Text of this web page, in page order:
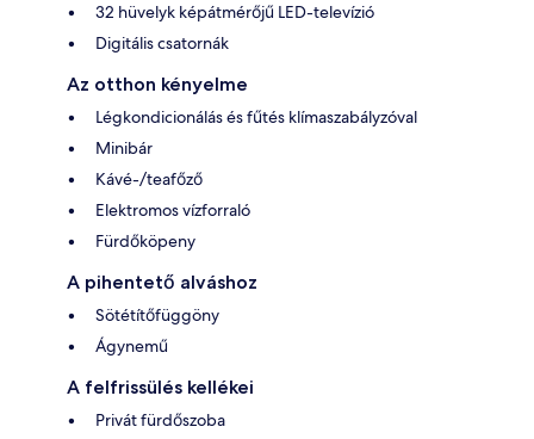
32 hüvelyk képátmérőjű LED-televízió
Digitális csatornák
Az otthon kényelme
Légkondicionálás és fűtés klímaszabályzóval
Minibár
Kávé-/teafőző
Elektromos vízforraló
Fürdőköpeny
A pihentető alváshoz
Sötétítőfüggöny
Ágynemű
A felfrissülés kellékei
Privát fürdőszoba